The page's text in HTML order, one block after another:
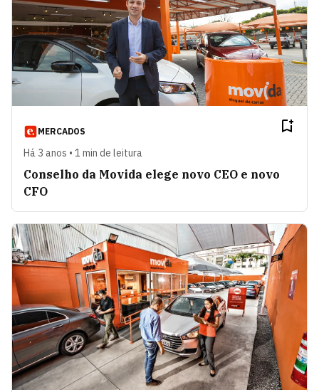
MERCADOS
Há 3 anos • 1 min de leitura
Conselho da Movida elege novo CEO e novo
CFO